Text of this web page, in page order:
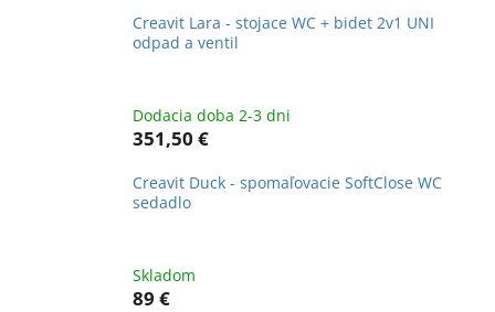
Creavit Lara - stojace WC + bidet 2v1 UNI
odpad a ventil
Dodacia doba 2-3 dni
351,50 €
Creavit Duck - spomaľovacie SoftClose WC
sedadlo
Skladom
89 €